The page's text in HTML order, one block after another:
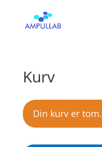
Kurv
Din kurv er tom.